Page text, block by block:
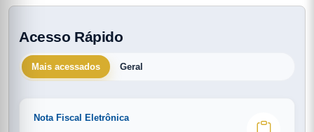
Acesso Rápido
Mais acessados Geral
Nota Fiscal Eletrônica